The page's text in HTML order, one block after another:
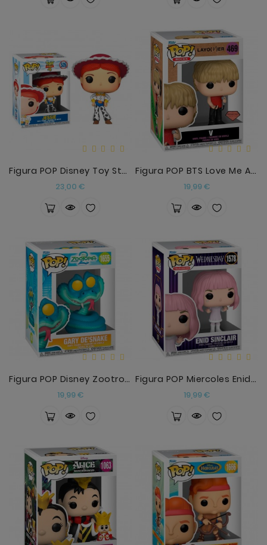
Figura POP Disney Toy Story 4 Jessie
23,00 €
Figura POP BTS Love Me Again V
19,99 €Precio
Figura POP Disney Zootropolis 2 Gary De'Snake
19,99 €Precio
Figura POP Miercoles Enid Sinclair De Blanco
19,99 €Precio